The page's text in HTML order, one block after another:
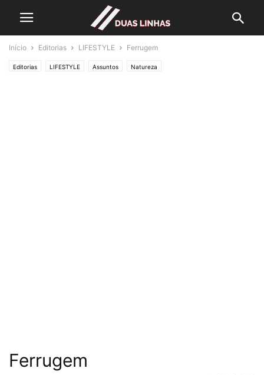
Início Editorias LIFESTYLE Ferrugem
Editorias LIFESTYLE Assuntos Natureza
Ferrugem